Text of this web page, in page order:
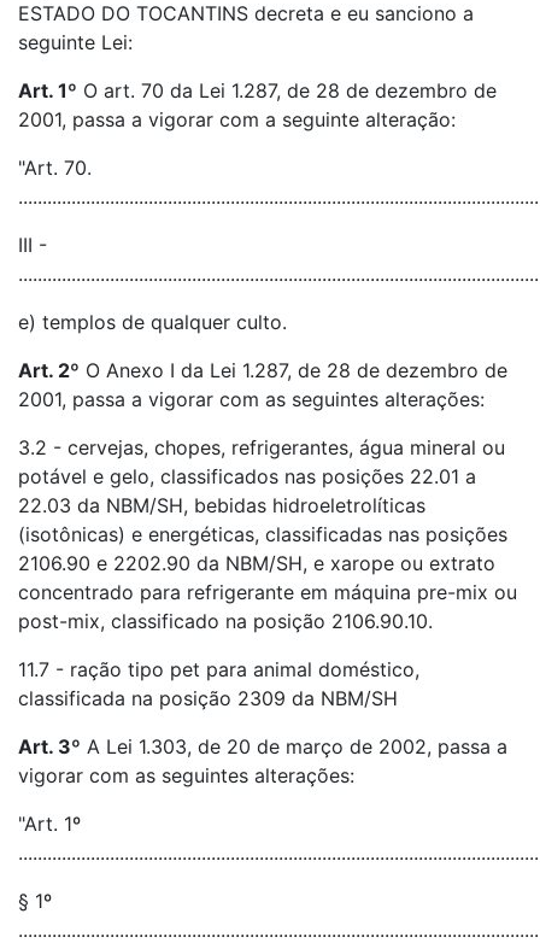
ESTADO DO TOCANTINS decreta e eu sanciono a
seguinte Lei:
Art. 1º O art. 70 da Lei 1.287, de 28 de dezembro de
2001, passa a vigorar com a seguinte alteração:
"Art. 70.
III -
e) templos de qualquer culto.
Art. 2º O Anexo I da Lei 1.287, de 28 de dezembro de
2001, passa a vigorar com as seguintes alterações:
3.2 - cervejas, chopes, refrigerantes, água mineral ou
potável e gelo, classificados nas posições 22.01 a
22.03 da NBM/SH, bebidas hidroeletrolíticas
(isotônicas) e energéticas, classificadas nas posições
2106.90 e 2202.90 da NBM/SH, e xarope ou extrato
concentrado para refrigerante em máquina pre-mix ou
post-mix, classificado na posição 2106.90.10.
11.7 - ração tipo pet para animal doméstico,
classificada na posição 2309 da NBM/SH
Art. 3º A Lei 1.303, de 20 de março de 2002, passa a
vigorar com as seguintes alterações:
"Art. 1º
§ 1º